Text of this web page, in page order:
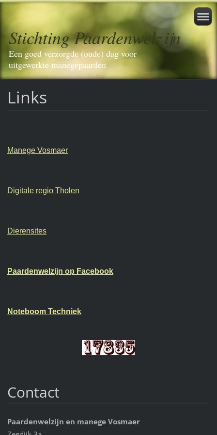
Stichting Paardenwelzijn
Een goed verzorgde (oude) dag voor
uitgewerkte manegepaarden
Links
Manege Vosmaer
Digitale regio Tholen
Dierensites
Paardenwelzijn op Facebook
Noteboom Techniek
Contact
Paardenwelzijn en manege Vosmaer